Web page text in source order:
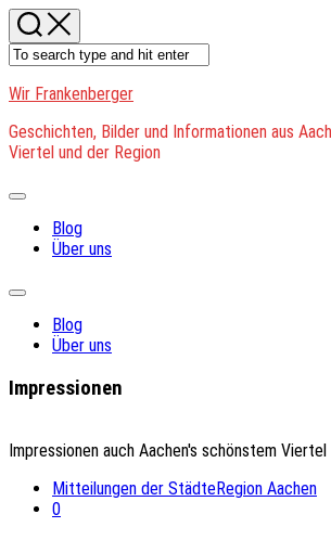
Skip
to
content
Wir Frankenberger
Geschichten, Bilder und Informationen aus
Viertel und der Region
Expand
Blog
Über uns
Expand
Blog
Über uns
Impressionen
Impressionen auch Aachen's schönstem Viertel
Mitteilungen der StädteRegion Aachen
0